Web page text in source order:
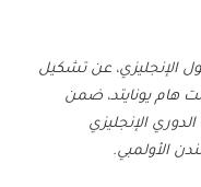
الإنجليزي، عن تشكيل
هام يونايتد، ضمن
الإنجليزي
الأولمبي.